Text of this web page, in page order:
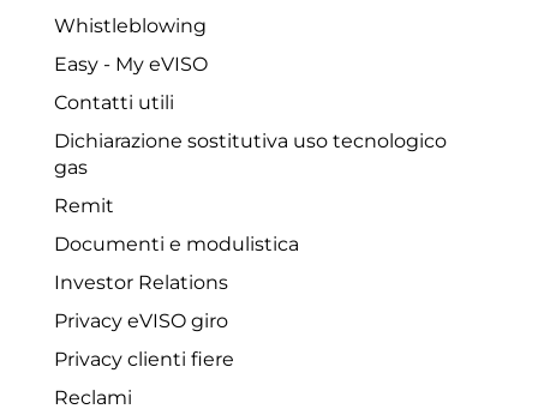
Whistleblowing
Easy - My eVISO
Contatti utili
Dichiarazione sostitutiva uso tecnologico
gas
Remit
Documenti e modulistica
Investor Relations
Privacy eVISO giro
Privacy clienti fiere
Reclami